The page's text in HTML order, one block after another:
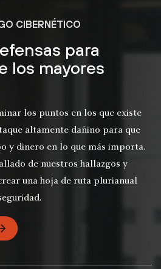
CIBERNÉTICO
para
los mayores
los puntos en los que existe
altamente dañino para que
y dinero en lo que más importa.
de nuestros hallazgos y
una hoja de ruta plurianual